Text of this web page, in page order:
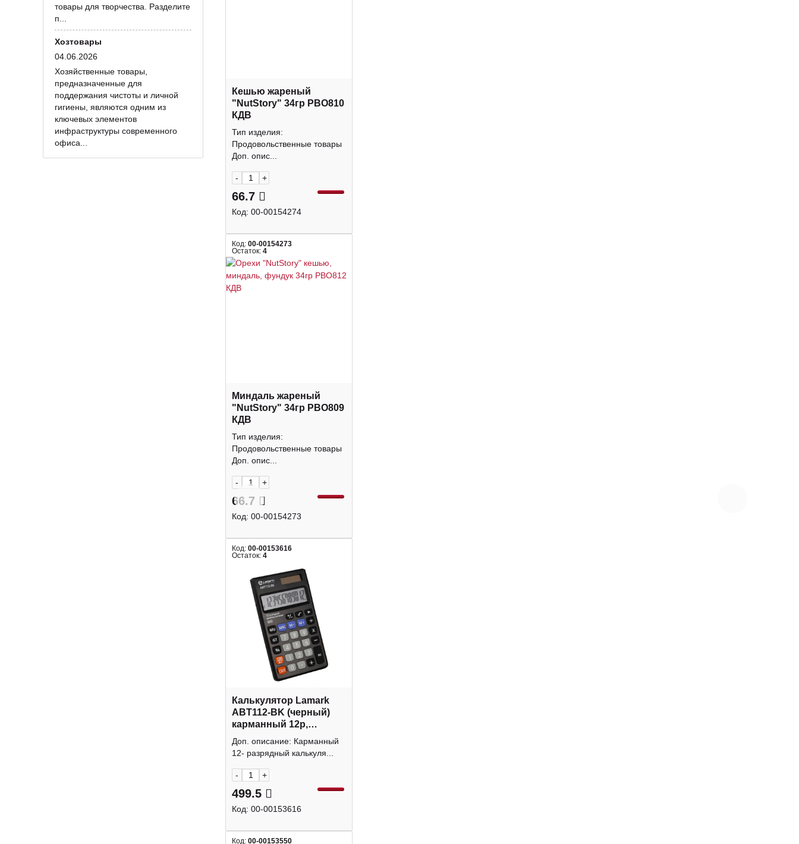
товары для творчества. Разделите
п...
Хозтовары
04.06.2026
Хозяйственные товары,
предназначенные для
поддержания чистоты и личной
гигиены, являются одним из
ключевых элементов
инфраструктуры современного
офиса...
Кешью жареный
"NutStory" 34гр РВО810
КДВ
Тип изделия:
Продовольственные товары
Доп. опис...
- +
66.7
Код: 00-00154274
Код: 00-00154273
Остаток: 4
Миндаль жареный
"NutStory" 34гр РВО809
КДВ
Тип изделия:
Продовольственные товары
Доп. опис...
- +
66.7
Код: 00-00154273
Код: 00-00153616
Остаток: 4
Калькулятор Lamark
ABT112-BK (черный)
карманный 12р,
крышка
Доп. описание: Карманный
12- разрядный калькуля...
- +
499.5
Код: 00-00153616
Код: 00-00153550